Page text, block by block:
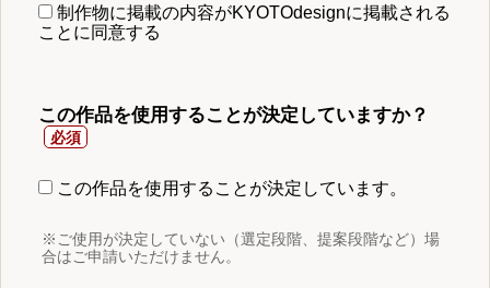
制作物に掲載の内容がKYOTOdesignに掲載される
ことに同意する
この作品を使用することが決定していますか？
この作品を使用することが決定しています。
※ご使用が決定していない（選定段階、提案段階など）場
合はご申請いただけません。